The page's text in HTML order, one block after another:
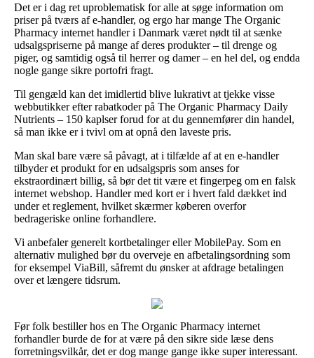
Det er i dag ret uproblematisk for alle at søge information om
priser på tværs af e-handler, og ergo har mange The Organic
Pharmacy internet handler i Danmark været nødt til at sænke
udsalgspriserne på mange af deres produkter – til drenge og
piger, og samtidig også til herrer og damer – en hel del, og endda
nogle gange sikre portofri fragt.
Til gengæld kan det imidlertid blive lukrativt at tjekke visse
webbutikker efter rabatkoder på The Organic Pharmacy Daily
Nutrients – 150 kaplser forud for at du gennemfører din handel,
så man ikke er i tvivl om at opnå den laveste pris.
Man skal bare være så påvagt, at i tilfælde af at en e-handler
tilbyder et produkt for en udsalgspris som anses for
ekstraordinært billig, så bør det tit være et fingerpeg om en falsk
internet webshop. Handler med kort er i hvert fald dækket ind
under et reglement, hvilket skærmer køberen overfor
bedrageriske online forhandlere.
Vi anbefaler generelt kortbetalinger eller MobilePay. Som en
alternativ mulighed bør du overveje en afbetalingsordning som
for eksempel ViaBill, såfremt du ønsker at afdrage betalingen
over et længere tidsrum.
Før folk bestiller hos en The Organic Pharmacy internet
forhandler burde de for at være på den sikre side læse dens
forretningsvilkår, det er dog mange gange ikke super interessant.